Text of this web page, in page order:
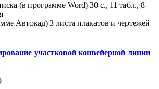
(в программе Word) 30 с., 11 табл., 8
Автокад) 3 листа плакатов и чертежей
участковой конвейерной линии